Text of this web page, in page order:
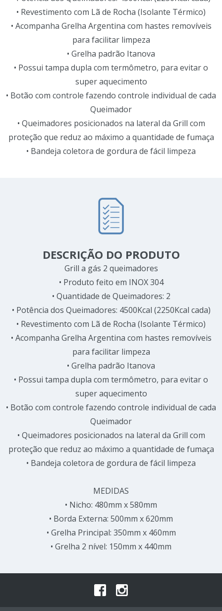
• Revestimento com Lã de Rocha (Isolante Térmico)
• Acompanha Grelha Argentina com hastes removíveis
para facilitar limpeza
• Grelha padrão Itanova
• Possui tampa dupla com termômetro, para evitar o
super aquecimento
• Botão com controle fazendo controle individual de cada
Queimador
• Queimadores posicionados na lateral da Grill com
proteção que reduz ao máximo a quantidade de fumaça
• Bandeja coletora de gordura de fácil limpeza
DESCRIÇÃO DO PRODUTO
Grill a gás 2 queimadores
• Produto feito em INOX 304
• Quantidade de Queimadores: 2
• Potência dos Queimadores: 4500Kcal (2250Kcal cada)
• Revestimento com Lã de Rocha (Isolante Térmico)
• Acompanha Grelha Argentina com hastes removíveis
para facilitar limpeza
• Grelha padrão Itanova
• Possui tampa dupla com termômetro, para evitar o
super aquecimento
• Botão com controle fazendo controle individual de cada
Queimador
• Queimadores posicionados na lateral da Grill com
proteção que reduz ao máximo a quantidade de fumaça
• Bandeja coletora de gordura de fácil limpeza
MEDIDAS
• Nicho: 480mm x 580mm
• Borda Externa: 500mm x 620mm
• Grelha Principal: 350mm x 460mm
• Grelha 2 nível: 150mm x 440mm